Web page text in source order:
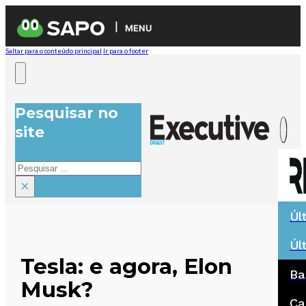
MENU
Saltar para o conteúdo principal Ir para o footer
Pesquisar no
site
Pesquisar
×
Tesla: e agora, Elon
Musk?